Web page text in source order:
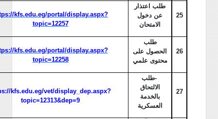
25
طلب اعتذار
عن دخول
الامتحان
kfs.edu.eg/portal/display.aspx?
topic=12257
26
طلب
الحصول على
محتوى علمي
kfs.edu.eg/portal/display.aspx?
topic=12258
27
-طلب
الالتحاق
بالخدمة
العسكرية
kfs.edu.eg/vet/display_dep.aspx?
topic=12313&dep=9